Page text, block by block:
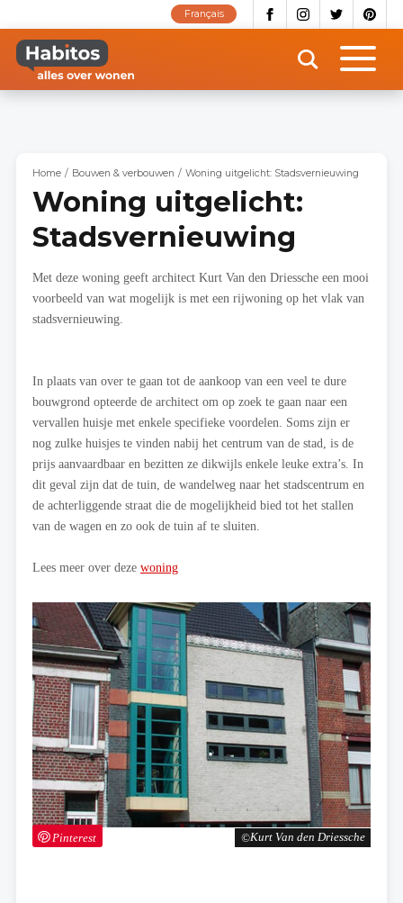
naar
inhoud
gaan
Français
Home Bouwen & verbouwen Woning uitgelicht: Stadsvernieuwing
Woning uitgelicht:
Stadsvernieuwing
Kurt Van den Driessche
Pinterest
Met deze woning geeft architect Kurt Van den Driessche een mooi
voorbeeld van wat mogelijk is met een rijwoning op het vlak van
stadsvernieuwing.
In plaats van over te gaan tot de aankoop van een veel te dure
bouwgrond opteerde de architect om op zoek te gaan naar een
vervallen huisje met enkele specifieke voordelen. Soms zijn er
nog zulke huisjes te vinden nabij het centrum van de stad, is de
prijs aanvaardbaar en bezitten ze dikwijls enkele leuke extra’s. In
dit geval zijn dat de tuin, de wandelweg naar het stadscentrum en
de achterliggende straat die de mogelijkheid bied tot het stallen
van de wagen en zo ook de tuin af te sluiten.
Lees meer over deze woning